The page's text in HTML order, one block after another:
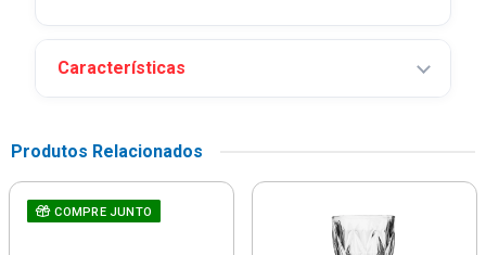
Características
Produtos Relacionados
COMPRE JUNTO